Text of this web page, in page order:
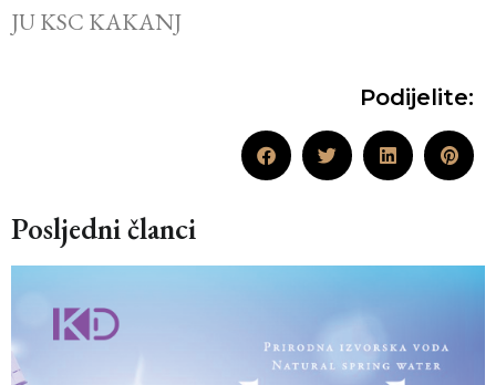
JU KSC KAKANJ
Podijelite:
Posljedni članci